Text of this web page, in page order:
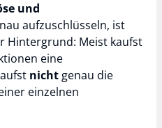
und
aufzuschlüsseln, ist
Hintergrund: Meist kaufst
eine
nicht genau die
einzelnen